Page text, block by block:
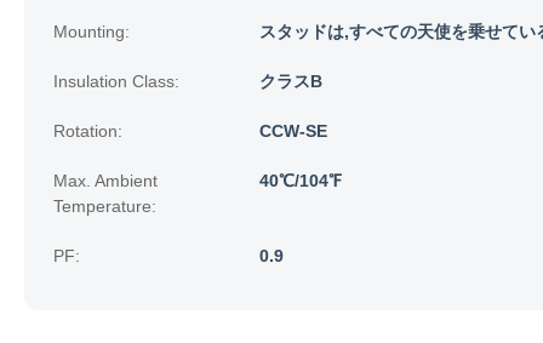
Mounting: スタッドは,すべての天使を乗せてい
Insulation Class: クラスB
Rotation: CCW-SE
Max. Ambient
Temperature:
40℃/104℉
PF: 0.9